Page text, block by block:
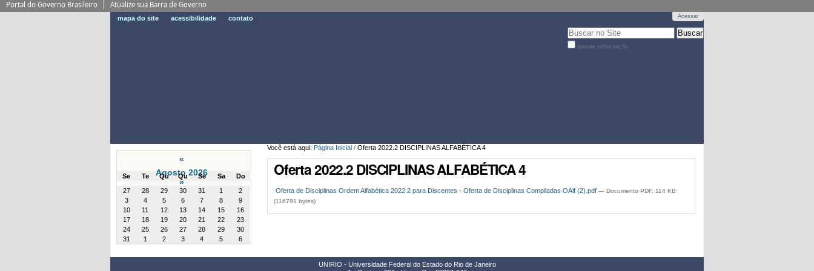
Portal do Governo Brasileiro Atualize sua Barra de Governo
mapa do site acessibilidade contato Acessar
Busca
apenas nesta seção
Você está aqui: Página Inicial / Oferta 2022.2 DISCIPLINAS ALFABÉTICA 4
Oferta 2022.2 DISCIPLINAS ALFABÉTICA 4
Oferta de Disciplinas Ordem Alfabética 2022.2 para Discentes - Oferta de Disciplinas Compiladas OAlf (2).pdf — Documento PDF, 114 KB
(116791 bytes)
«
Agosto 2026
»
Se Te Qu Qu Se Sa
Do
27
28 29 30 31 1
2
3
4 5 6 7 8
9
10
11 12 13 14 15
16
17
18 19 20 21 22
23
24
25 26 27 28 29
30
31
1 2 3 4 5 6
UNIRIO - Universidade Federal do Estado do Rio de Janeiro